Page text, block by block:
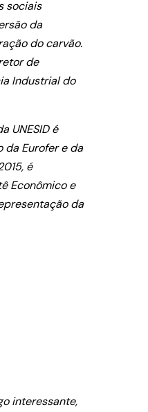
sociais
da
do carvão.
de
Industrial do
UNESID é
da Eurofer e da
é
Econômico e
da
interessante,